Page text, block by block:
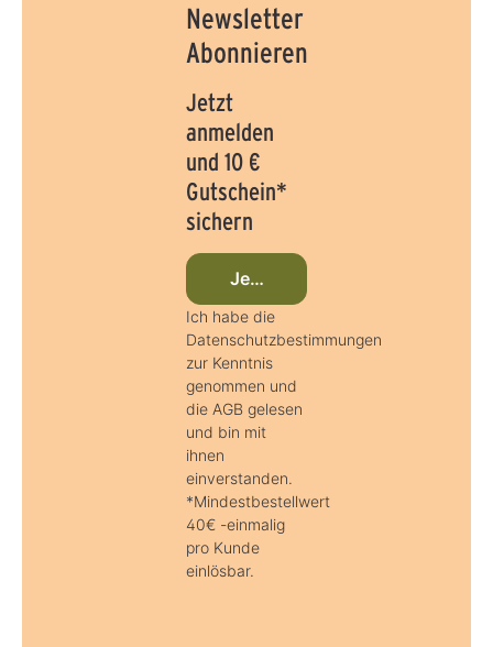
Newsletter
Abonnieren
Jetzt
anmelden
und 10 €
Gutschein*
sichern
Jetzt beim Newsletter
Ich habe die
Datenschutzbestimmungen
zur Kenntnis
genommen und
die AGB gelesen
und bin mit
ihnen
einverstanden.
*Mindestbestellwert
40€ -einmalig
pro Kunde
einlösbar.